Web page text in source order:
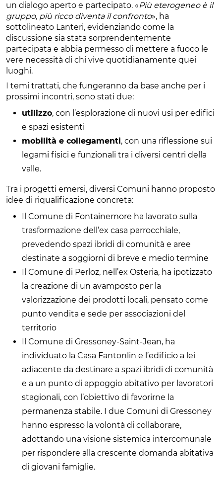
un dialogo aperto e partecipato. «Più eterogeneo è il
gruppo, più ricco diventa il confronto», ha
sottolineato Lanteri, evidenziando come la
discussione sia stata sorprendentemente
partecipata e abbia permesso di mettere a fuoco le
vere necessità di chi vive quotidianamente quei
luoghi.
I temi trattati, che fungeranno da base anche per i
prossimi incontri, sono stati due:
utilizzo, con l’esplorazione di nuovi usi per edifici
e spazi esistenti
mobilità e collegamenti, con una riflessione sui
legami fisici e funzionali tra i diversi centri della
valle.
Tra i progetti emersi, diversi Comuni hanno proposto
idee di riqualificazione concreta:
Il Comune di Fontainemore ha lavorato sulla
trasformazione dell’ex casa parrocchiale,
prevedendo spazi ibridi di comunità e aree
destinate a soggiorni di breve e medio termine
Il Comune di Perloz, nell’ex Osteria, ha ipotizzato
la creazione di un avamposto per la
valorizzazione dei prodotti locali, pensato come
punto vendita e sede per associazioni del
territorio
Il Comune di Gressoney-Saint-Jean, ha
individuato la Casa Fantonlin e l’edificio a lei
adiacente da destinare a spazi ibridi di comunità
e a un punto di appoggio abitativo per lavoratori
stagionali, con l’obiettivo di favorirne la
permanenza stabile. I due Comuni di Gressoney
hanno espresso la volontà di collaborare,
adottando una visione sistemica intercomunale
per rispondere alla crescente domanda abitativa
di giovani famiglie.